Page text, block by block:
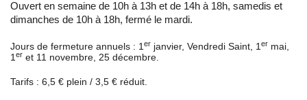
Ouvert en semaine de 10h à 13h et de 14h à 18h, samedis et
dimanches de 10h à 18h, fermé le mardi.
Jours de fermeture annuels : 1 er janvier, Vendredi Saint, 1 er mai,
1 er et 11 novembre, 25 décembre.
Tarifs : 6,5 € plein / 3,5 € réduit.